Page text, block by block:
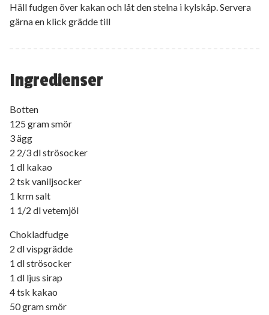
Ingredienser
Botten
125 gram smör
3 ägg
2 2/3 dl strösocker
1 dl kakao
2 tsk vaniljsocker
1 krm salt
1 1/2 dl vetemjöl
Chokladfudge
2 dl vispgrädde
1 dl strösocker
1 dl ljus sirap
4 tsk kakao
50 gram smör
Häll fudgen över kakan och låt den stelna i kylskåp. Servera
gärna en klick grädde till